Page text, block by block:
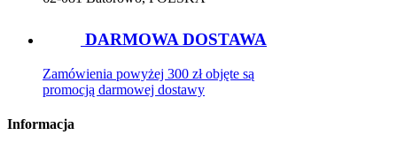
DARMOWA DOSTAWA
Zamówienia powyżej 300 zł objęte są
promocją darmowej dostawy
Informacja